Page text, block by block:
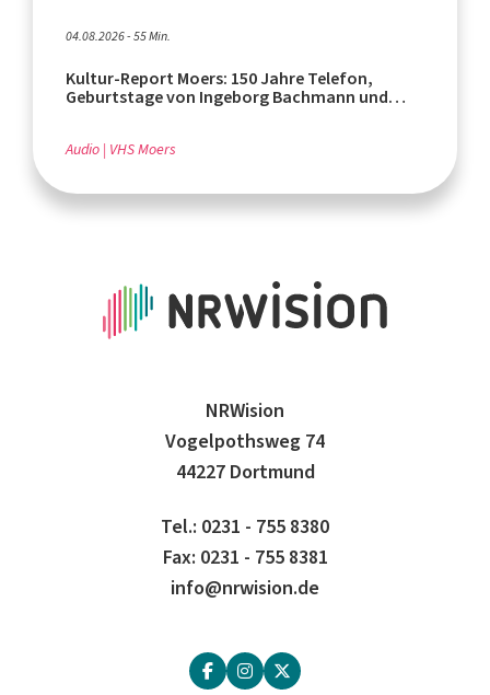
04.08.2026 - 55 Min.
Kultur-Report Moers: 150 Jahre Telefon,
Geburtstage von Ingeborg Bachmann und
Audio VHS Moers
NRWision
Vogelpothsweg 74
44227 Dortmund
Tel.: 0231 - 755 8380
Fax: 0231 - 755 8381
info@nrwision.de